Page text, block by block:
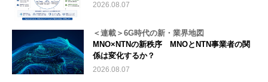
2026.08.07
＜連載＞6G時代の新・業界地図
MNO×NTNの新秩序 MNOとNTN事業者の関
係は変化するか？
2026.08.07